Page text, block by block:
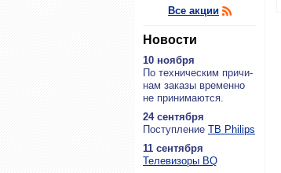
Все акции
Новости
10 ноября
По тех­ни­че­ским при­чи­
нам за­ка­зы вре­мен­но
не при­ни­ма­ют­ся.
24 сентября
По­ступ­ле­ние ТВ Philips
11 сентября
Теле­ви­зо­ры BQ